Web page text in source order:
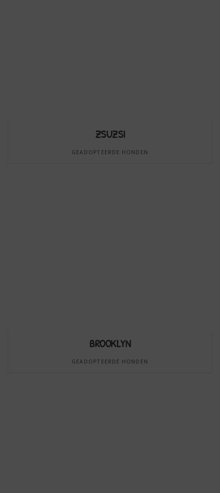
ZSUZSI
GEADOPTEERDE HONDEN
BROOKLYN
GEADOPTEERDE HONDEN